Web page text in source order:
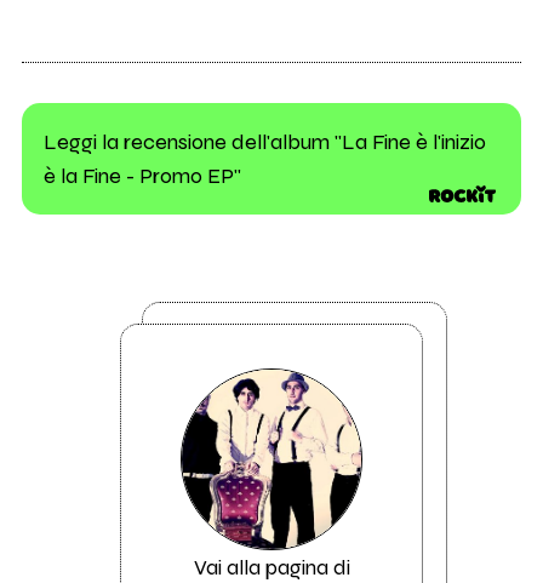
Leggi la recensione dell'album "La Fine è l'inizio
è la Fine - Promo EP"
Vai alla pagina di